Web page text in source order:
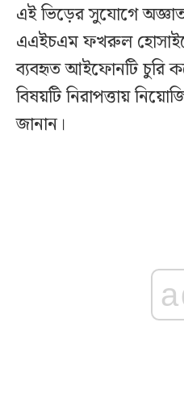
এই ভিড়ের সুযোগে
এএইচএম ফখরুল
ব্যবহৃত আইফোনটি চুরি
বিষয়টি নিরাপত্তায়
জানান।